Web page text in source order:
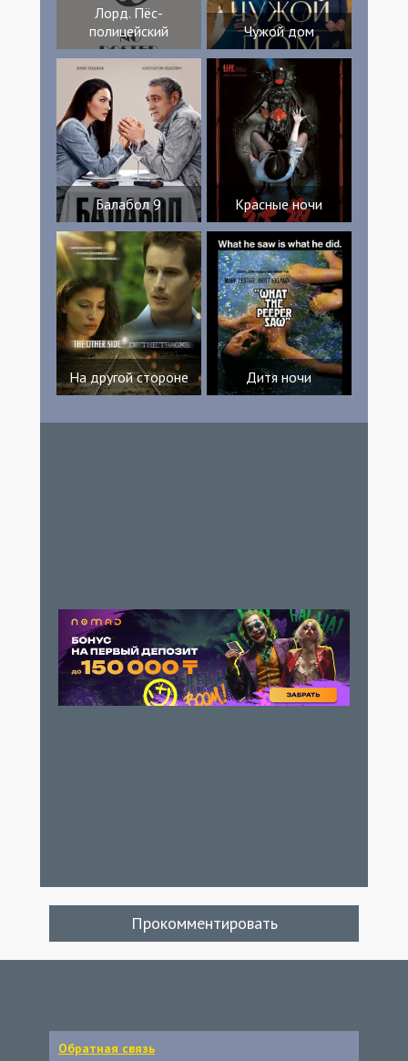
Лорд. Пёс-
полицейский
Чужой дом
Балабол 9 Красные ночи
На другой стороне Дитя ночи
Прокомментировать
Обратная связь